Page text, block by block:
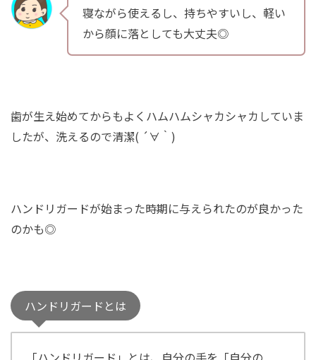
寝ながら使えるし、持ちやすいし、軽い
から顔に落としても大丈夫◎
歯が生え始めてからもよくハムハムシャカシャカしていま
したが、洗えるので清潔( ´∀｀)
ハンドリガードが始まった時期に与えられたのが良かった
のかも◎
ハンドリガードとは